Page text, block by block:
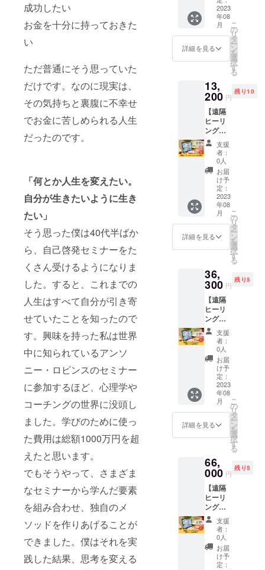
成功したい
お金を十分に持っておきた
い
ただ普通にそう思っていた
だけです。なのに現実は、
その気持ちと裏腹に不幸せ
でお金に苦しめられる人生
だったのです。
「何とか人生を変えたい。
自分が生きたいように生き
たい」
そう思った僕は40代半ばか
ら、自己啓発セミナーをた
くさん受けるようになりま
した。すると、これまでの
人生はすべて自分が引き寄
せていたことを知ったので
す。興味を持った私は世界
中に知られているアンソ
ニー・ロビンスのセミナー
に参加するほど、心理学や
コーチングの世界に没頭し
ました。学びのために使っ
た費用は総額1000万円を超
えたと思います。
でもそうやって、さまざま
なセミナーから学んだ要素
を組み合わせ、独自のメ
ソッドを作りあげることが
できました。僕はそれを実
践した結果、思考を変える
2023年
9月出版
予定で
書籍が
販売さ
させて
いただ
きま
す。 ※
こちら
の書籍
は自費
出版に
て販売
予定で
す。(70
～150
ページ)
です。
※掲載内
容は
にて打
合せさ
ます。
※アプリ
で電子
書籍の
閲覧が
可能で
す。 ※
ネット
ワーク
販売や
企業イ
メージ
が相違
する場
合等、
お断り
させて
があり
ます。
お断り
させて
いただ
いた場
合にお
いても
返金は
いたし
かねま
す。 ※
書籍は
2023年
9月出版
す。 ※
書籍が
れる限
り掲載
させて
いただ
きま
す。 ※
こちら
の書籍
は自費
出版に
て販売
予定で
での交
通費は
別途必
要で
す。
気にな
り「会
いた
い！」
と思っ
あなた
だけの
作品を
つくっ
てみま
せん
か？ ※
取材は
オンラ
インで
１時間
程度を
予定し
ていま
す。 ※
日時は
別途ご
データ
でのお
なりま
す。印
刷は別
途ご相
談くだ
さい。
グ出版
権】 ク
ラウド
ファン
ディン
グ＆書
籍のプ
デュー
スをい
たしま
す。 ①
クラウ
ドファ
ンディ
ングの
目標金
額・期
間・リ
ターン
の相談
②ライ
ターに
よる取
材と文
ナーに
よるサ
ムネイ
ルの作
成 ④ク
ラウド
ファン
ディン
グの申
請と公
に、出
版のプ
デュー
スをさ
せてい
okitsuk
aze.co.j
定で
す。 ※
詳細は
メール
にて調
整させ
ていた
だきま
す。 ※
2023
年08
月
詳細を見る
こ
の
リ
タ
ー
ン
を
選
択
す
る
13,
200 円
残り10
【遠隔
ヒーリ
ング
セッ
ション
（心の
浄
化）】
オンラ
インに
て心を
クリー
ニング
する体
験セッ
ション
ていた
だける
権利で
す。 1
時間の
セッ
ション
で、以
下のよ
うな流
れで心
の中の
もやも
やつい
て一緒
に考え
ていき
ングの
メカニ
ズムを
説明し
ます。
・何を
解決し
たい
か、ど
うなり
たいか
のお話
支援
者：
0人
お届
け予
定：
2023
年08
月
詳細を見る
こ
の
リ
タ
ー
ン
を
選
択
す
る
36,
300 円
残り5
【遠隔
ヒーリ
ング
セッ
ション3
回セッ
ト（心
の浄
化）】
オンラ
インに
て心を
クリー
ニング
する体
験セッ
を3回受
けてい
ただけ
る権利
です。
1時間の
セッ
ション
で、以
下のよ
うな流
れで心
支援
者：
0人
お届
け予
定：
2023
年08
月
詳細を見る
こ
の
リ
タ
ー
ン
を
選
択
す
る
66,
000 円
残り5
【遠隔
ヒーリ
ング
セッ
ション6
回セッ
ト（心
の浄
化）】
支援
者：
0人
お届
け予
定：